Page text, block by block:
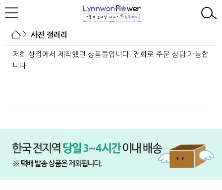
> 사진 갤러리
저희 상점에서 제작했던 상품들입니다. 전화로 주문 상담 가능합
니다